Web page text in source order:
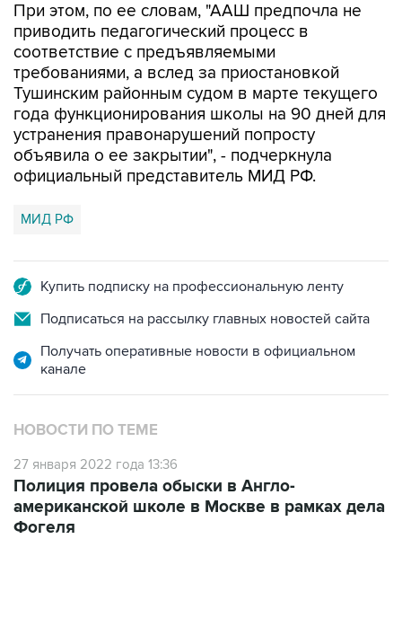
При этом, по ее словам, "ААШ предпочла не
приводить педагогический процесс в
соответствие с предъявляемыми
требованиями, а вслед за приостановкой
Тушинским районным судом в марте текущего
года функционирования школы на 90 дней для
устранения правонарушений попросту
объявила о ее закрытии", - подчеркнула
официальный представитель МИД РФ.
МИД РФ
Купить подписку на профессиональную ленту
Подписаться на рассылку главных новостей сайта
Получать оперативные новости в официальном
канале
НОВОСТИ ПО ТЕМЕ
27 января 2022 года 13:36
Полиция провела обыски в Англо-
американской школе в Москве в рамках дела
Фогеля